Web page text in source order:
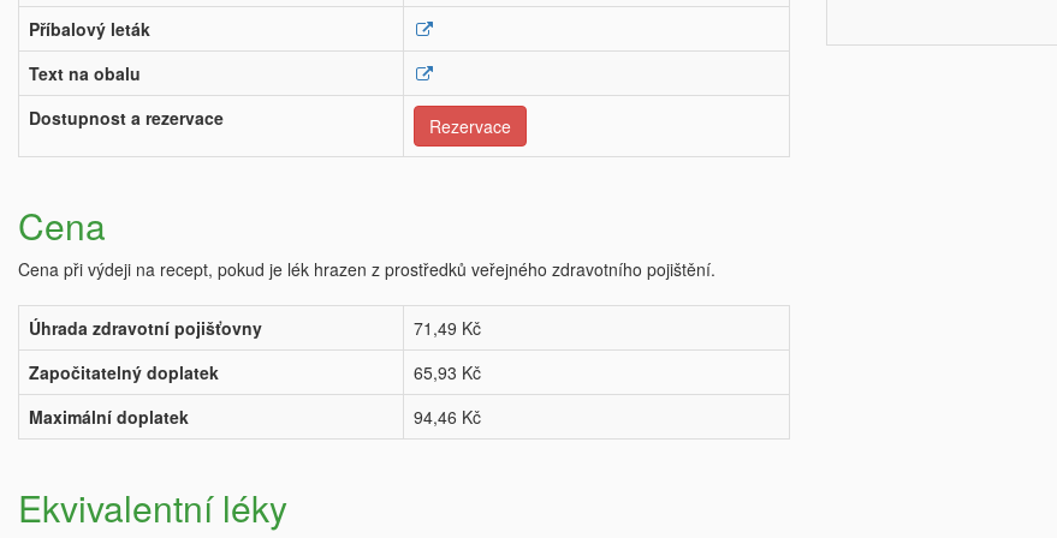
Příbalový leták
Text na obalu
Dostupnost a rezervace
Rezervace
Cena
Cena při výdeji na recept, pokud je lék hrazen z prostředků veřejného zdravotního pojištění.
Úhrada zdravotní pojišťovny
71,49 Kč
Započitatelný doplatek
65,93 Kč
Maximální doplatek
94,46 Kč
Ekvivalentní léky